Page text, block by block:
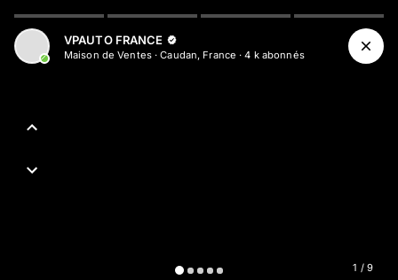
1 / 9
VPAUTO FRANCE
Maison de Ventes·Caudan, France ·4 kabonnés